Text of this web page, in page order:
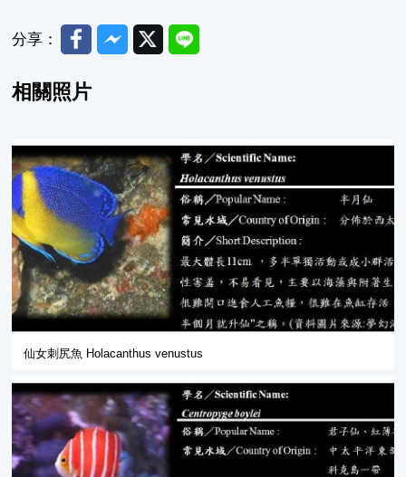
分享： FacebookMessenger
TwitterLine
相關照片
仙女刺尻魚 Holacanthus venustus